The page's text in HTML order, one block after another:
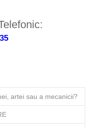
artei sau a mecanicii?